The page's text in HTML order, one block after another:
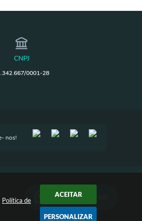
Política de
ACEITAR
PERSONALIZAR
Ouvidoria Municipal
CNPJ
0001-28
nos!